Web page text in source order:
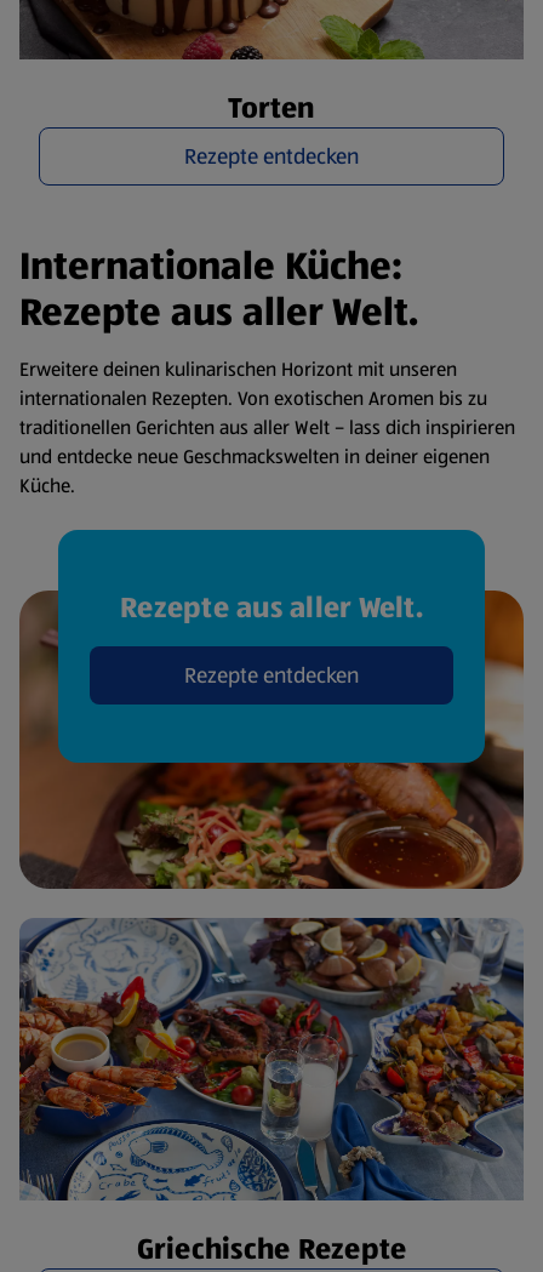
Torten
Rezepte entdecken
Internationale Küche:
Rezepte aus aller Welt.
Erweitere deinen kulinarischen Horizont mit unseren
internationalen Rezepten. Von exotischen Aromen bis zu
traditionellen Gerichten aus aller Welt – lass dich inspirieren
und entdecke neue Geschmackswelten in deiner eigenen
Küche.
Rezepte aus aller Welt.
Rezepte entdecken
Griechische Rezepte